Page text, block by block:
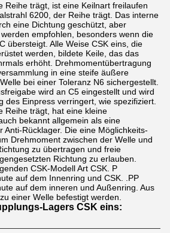
Reihe trägt, ist eine Keilnart freilaufen
6200, der Reihe trägt. Das interne
eine Dichtung geschützt, aber
empfohlen, besonders wenn die
übersteigt. Alle Weise CSK eins, die
werden, bildete Keile, das das
erhöht. Drehmomentübertragung
in eine steife äußere
bei einer Toleranz N6 sichergestellt.
wird an C5 eingestellt und wird
des Einpress verringert, wie spezifiziert.
Reihe trägt, hat eine kleine
bekannt allgemein als eine
Anti-Rücklager. Die eine Möglichkeits-
Drehmoment zwischen der Welle und
zu übertragen und freie
Richtung zu erlauben.
CSK-Modell Art CSK. P
auf dem Innenring und CSK. .PP
auf dem inneren und Außenring. Aus
einer Welle befestigt werden.
Lagers CSK eins: